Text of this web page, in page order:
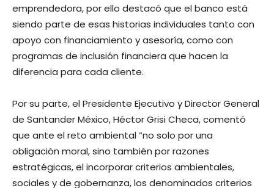
emprendedora, por ello destacó que el banco está
siendo parte de esas historias individuales tanto con
apoyo con financiamiento y asesoría, como con
programas de inclusión financiera que hacen la
diferencia para cada cliente.
Por su parte, el Presidente Ejecutivo y Director General
de Santander México, Héctor Grisi Checa, comentó
que ante el reto ambiental “no solo por una
obligación moral, sino también por razones
estratégicas, el incorporar criterios ambientales,
sociales y de gobernanza, los denominados criterios